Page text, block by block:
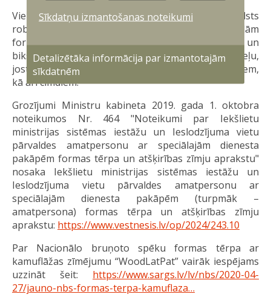
Vienreizējā nodrošinājuma ietvaros Valsts
robežsardzes amatpersonas nodrošinās ar šādām
formas tērpa sastāvdaļām: formas tērpa jakām un
biksēm, vasaras un ziemas cepurēm, apakšveļu,
jostām, virsjakām, puskombinezoniem, šņorzābakiem,
kā arī cimdiem.
Grozījumi Ministru kabineta 2019. gada 1. oktobra
noteikumos Nr. 464 "Noteikumi par Iekšlietu
ministrijas sistēmas iestāžu un Ieslodzījuma vietu
pārvaldes amatpersonu ar speciālajām dienesta
pakāpēm formas tērpa un atšķirības zīmju aprakstu"
nosaka Iekšlietu ministrijas sistēmas iestāžu un
Ieslodzījuma vietu pārvaldes amatpersonu ar
speciālajām dienesta pakāpēm (turpmāk –
amatpersona) formas tērpa un atšķirības zīmju
aprakstu: https://www.vestnesis.lv/op/2024/243.10
Par Nacionālo bruņoto spēku formas tērpa ar
kamuflāžas zīmējumu “WoodLatPat” vairāk iespējams
uzzināt šeit: https://www.sargs.lv/lv/nbs/2020-04-
27/jauno-nbs-formas-terpa-kamuflaza…
Sīkdatņu izmantošanas noteikumi
Detalizētāka informācija par izmantotajām
sīkdatnēm